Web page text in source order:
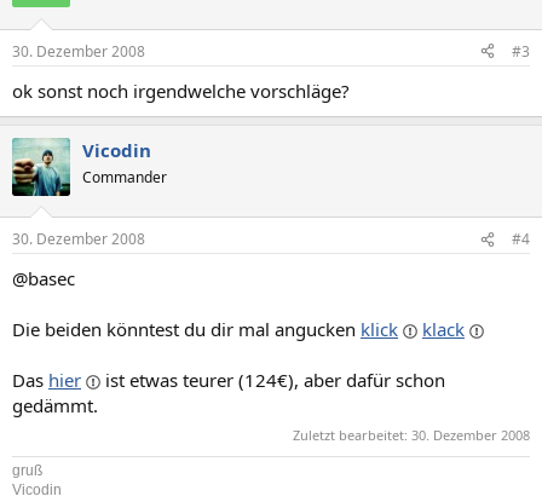
30. Dezember 2008 #3
ok sonst noch irgendwelche vorschläge?
Vicodin
Commander
30. Dezember 2008 #4
@basec
Die beiden könntest du dir mal angucken klick klack
Das hier
ist etwas teurer (124€), aber dafür schon
gedämmt.
Zuletzt bearbeitet: 30. Dezember 2008
gruß
Vicodin